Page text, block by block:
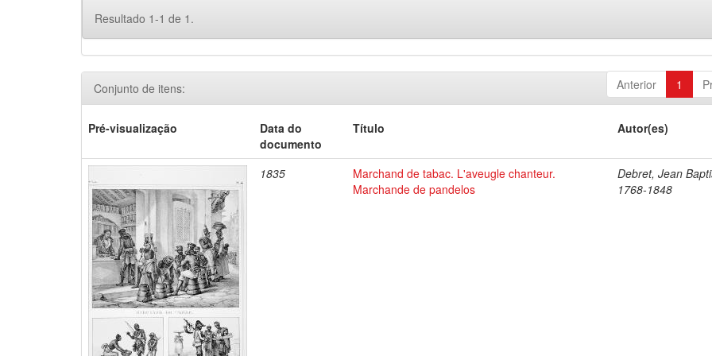
Resultado 1-1 de 1.
Anterior 1
Conjunto de itens:
Pré-visualização
Data do
documento
Título Autor(es)
1835
Marchand de tabac. L'aveugle chanteur.
Marchande de pandelos
Debret, Jean
1768-1848